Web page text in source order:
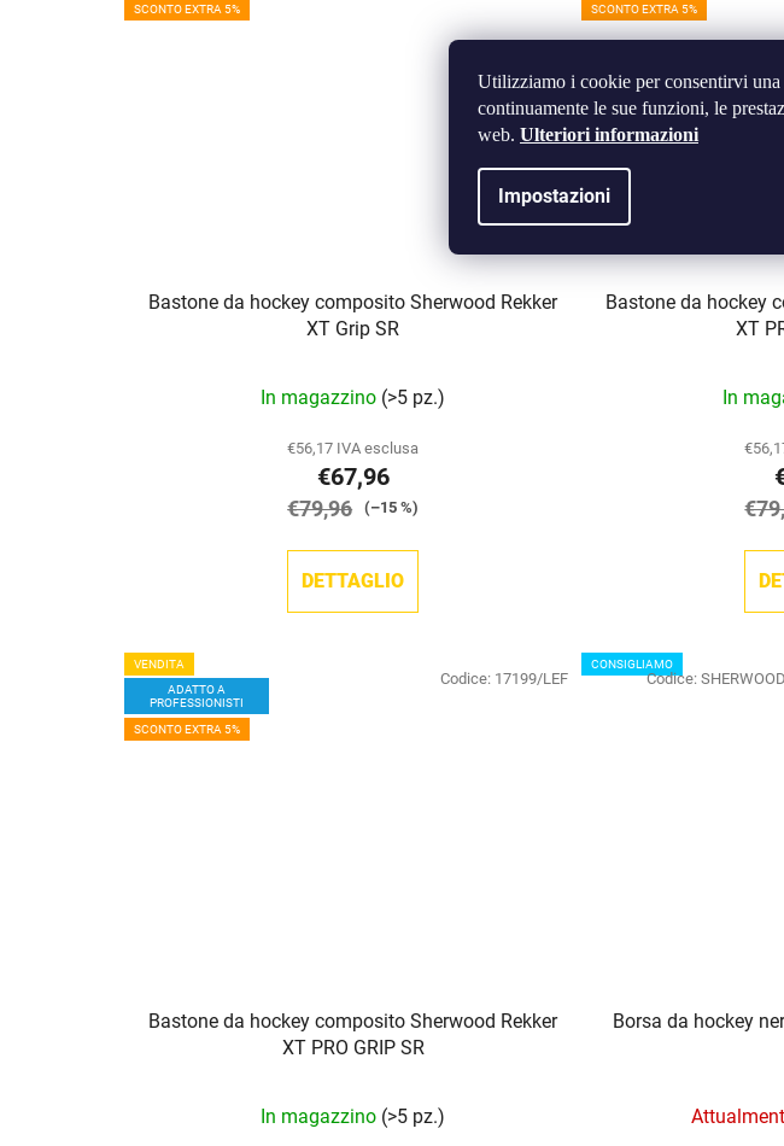
Utilizziamo i cookie per consentirvi
continuamente le sue funzioni, le
web. Ulteriori informazioni
Impostazioni
SCONTO EXTRA 5%
Bastone da hockey composito Sherwood Rekker
XT Grip SR
In magazzino (>5 pz.)
€56,17 IVA esclusa
€67,96
€79,96 (–15 %)
DETTAGLIO
SCONTO EXTRA 5%
Bastone da hockey
XT
In
VENDITA
ADATTO A
PROFESSIONISTI
SCONTO EXTRA 5%
Bastone da hockey composito Sherwood Rekker
XT PRO GRIP SR
In magazzino (>5 pz.)
Codice: 17199/LEF
CONSIGLIAMO
Borsa da hockey
Codice: